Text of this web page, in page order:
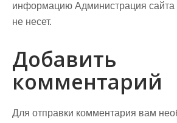
информацию Администрация сайта
не несет.
Добавить
комментарий
Для отправки комментария вам